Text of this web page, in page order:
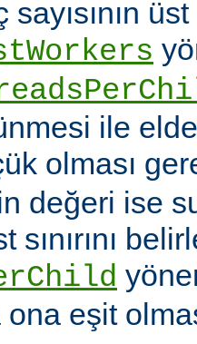
üst
ile
olması
değeri ise
sınırını
eşit